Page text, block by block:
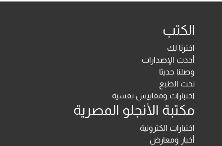
الكتب
اخترنا لك
أحدث الإصدارات
وصلنا حديثا
تحت الطبع
اختبارات ومقاييس نفسية
مكتبة الأنجلو المصرية
اختبارات الكترونية
أخبار ومعارض